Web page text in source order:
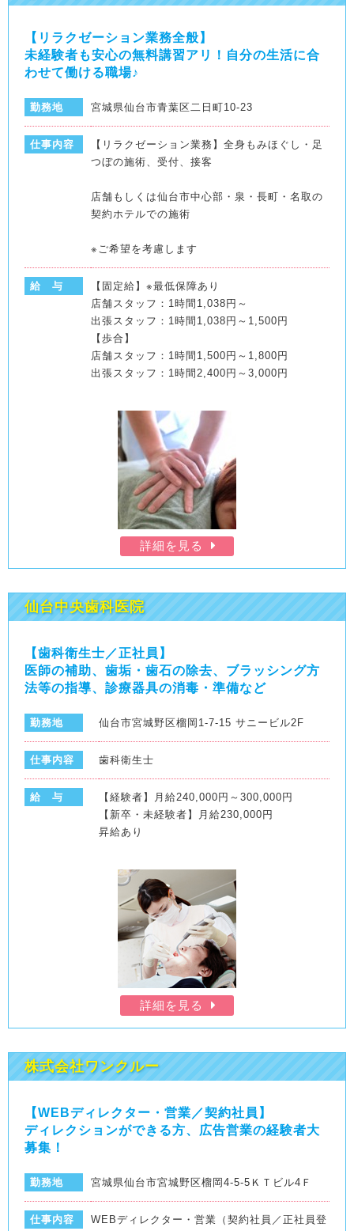
【リラクゼーション業務全般】
未経験者も安心の無料講習アリ！自分の生活に合
わせて働ける職場♪
勤務地 宮城県仙台市青葉区二日町10-23
仕事内容
【リラクゼーション業務】全身もみほぐし・足
つぼの施術、受付、接客
店舗もしくは仙台市中心部・泉・長町・名取の
契約ホテルでの施術
※ご希望を考慮します
給 与
【固定給】※最低保障あり
店舗スタッフ：1時間1,038円～
出張スタッフ：1時間1,038円～1,500円
【歩合】
店舗スタッフ：1時間1,500円～1,800円
出張スタッフ：1時間2,400円～3,000円
詳細を見る
仙台中央歯科医院
【歯科衛生士／正社員】
医師の補助、歯垢・歯石の除去、ブラッシング方
法等の指導、診療器具の消毒・準備など
勤務地 仙台市宮城野区榴岡1-7-15 サニービル2F
仕事内容 歯科衛生士
給 与
【経験者】月給240,000円～300,000円
【新卒・未経験者】月給230,000円
昇給あり
詳細を見る
株式会社ワンクルー
【WEBディレクター・営業／契約社員】
ディレクションができる方、広告営業の経験者大
募集！
勤務地 宮城県仙台市宮城野区榴岡4-5-5ＫＴビル4Ｆ
仕事内容
WEBディレクター・営業（契約社員／正社員登